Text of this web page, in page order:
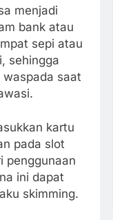
menjadi
bank atau
sepi atau
sehingga
saat
kartu
pada slot
penggunaan
ini dapat
skimming.